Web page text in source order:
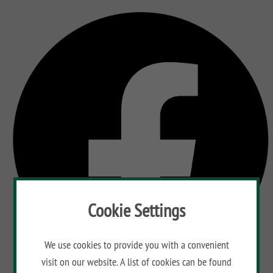
Cookie Settings
We use cookies to provide you with a convenient
visit on our website. A list of cookies can be found